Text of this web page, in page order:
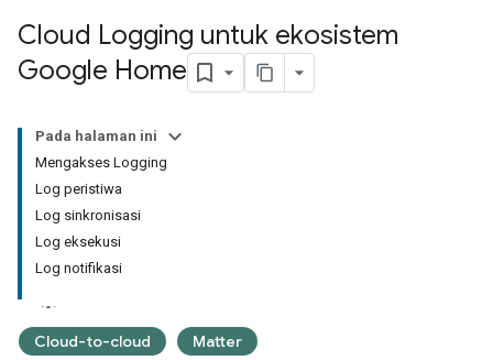
Cloud Logging untuk ekosistem
Google Home
Pada halaman ini
Mengakses Logging
Log peristiwa
Log sinkronisasi
Log eksekusi
Log notifikasi
Cloud-to-cloud Matter